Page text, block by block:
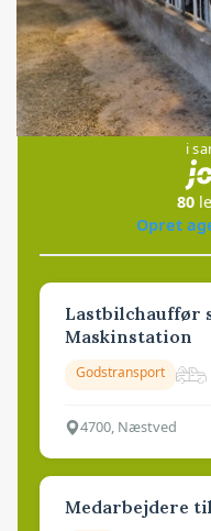
i
80
Opret
Lastbilchauffør
Maskinstation
Godstransport
4700, Næstved
Medarbejdere